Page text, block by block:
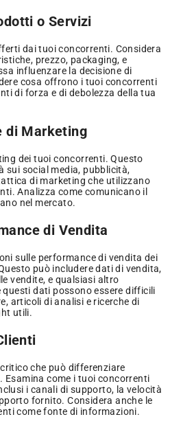
o Servizi
dai tuoi concorrenti. Considera
prezzo, packaging, e
influenzare la decisione di
cosa offrono i tuoi concorrenti
di forza e di debolezza della tua
di Marketing
dei tuoi concorrenti. Questo
sui social media, pubblicità,
di marketing che utilizzano
Analizza come comunicano il
nel mercato.
di Vendita
sulle performance di vendita dei
può includere dati di vendita,
vendite, e qualsiasi altro
dati possono essere difficili
articoli di analisi e ricerche di
utili.
che può differenziare
Esamina come i tuoi concorrenti
i canali di supporto, la velocità
fornito. Considera anche le
come fonte di informazioni.